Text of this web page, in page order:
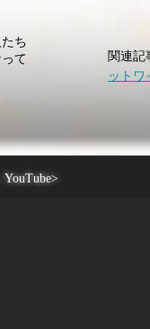
ち
て
関連記
ットワ